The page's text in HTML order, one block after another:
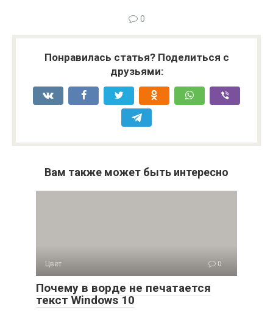
0
Понравилась статья? Поделиться с
друзьями:
Вам также может быть интересно
Цвет 0
Почему в ворде не печатается
текст Windows 10